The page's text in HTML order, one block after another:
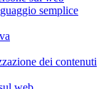
semplice
dei contenuti